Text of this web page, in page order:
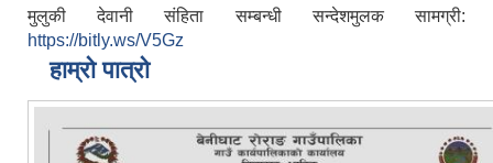
मुलुकी देवानी संहिता सम्बन्धी सन्देशमुलक सामग्री:
https://bitly.ws/V5Gz
हाम्रो पात्रो